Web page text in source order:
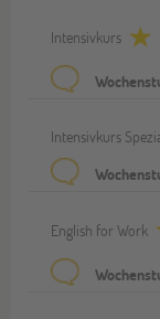
Intensivkurs
Intensivkurs
English for Work